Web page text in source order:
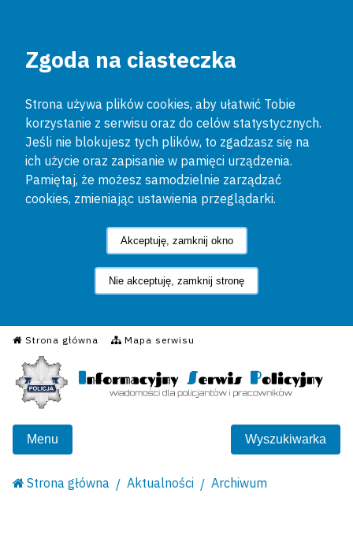
Zgoda na ciasteczka
Strona używa plików cookies, aby ułatwić Tobie
korzystanie z serwisu oraz do celów statystycznych.
Jeśli nie blokujesz tych plików, to zgadzasz się na
ich użycie oraz zapisanie w pamięci urządzenia.
Pamiętaj, że możesz samodzielnie zarządzać
cookies, zmieniając ustawienia przeglądarki.
Akceptuję, zamknij okno
Nie akceptuję, zamknij stronę
Strona główna Mapa serwisu
Informacyjny Serwis
Menu Wyszukiwarka
Strona główna Aktualności Archiwum